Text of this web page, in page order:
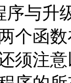
与升
函数
须注